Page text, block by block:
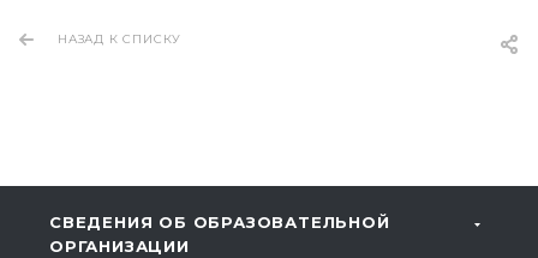
НАЗАД К СПИСКУ
СВЕДЕНИЯ ОБ ОБРАЗОВАТЕЛЬНОЙ
ОРГАНИЗАЦИИ